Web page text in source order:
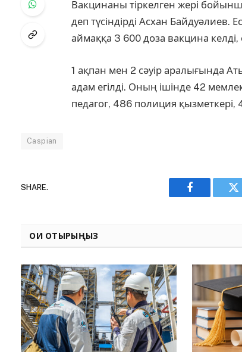
Вакцинаны тіркелген жері
деп түсіндірді Асхан Байдуәлиев.
аймаққа 3 600 доза вакцина
1 ақпан мен 2 сәуір аралығында
адам егілді. Оның ішінде 42
педагог, 486 полиция
Caspian
SHARE.
Facebook
ОҚИ ОТЫРЫҢЫЗ